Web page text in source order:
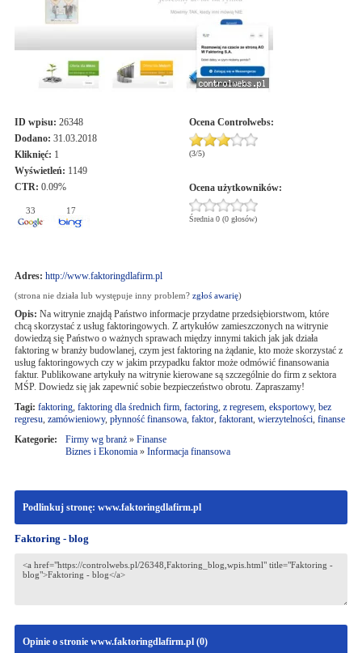
ID wpisu: 26348
Dodano: 31.03.2018
Kliknięć: 1
Wyświetleń: 1149
CTR: 0.09%
33 17
Ocena Controlwebs:
(3/5)
Ocena użytkowników:
Średnia 0 (0 głosów)
Adres: http://www.faktoringdlafirm.pl
(strona nie działa lub występuje inny problem? zgłoś awarię)
Opis: Na witrynie znajdą Państwo informacje przydatne przedsiębiorstwom, które
chcą skorzystać z usług faktoringowych. Z artykułów zamieszczonych na witrynie
dowiedzą się Państwo o ważnych sprawach między innymi takich jak jak działa
faktoring w branży budowlanej, czym jest faktoring na żądanie, kto może skorzystać z
usług faktoringowych czy w jakim przypadku faktor może odmówić finansowania
faktur. Publikowane artykuły na witrynie kierowane są szczególnie do firm z sektora
MŚP. Dowiedz się jak zapewnić sobie bezpieczeństwo obrotu. Zapraszamy!
Tagi: faktoring, faktoring dla średnich firm, factoring, z regresem, eksportowy, bez
regresu, zamówieniowy, płynność finansowa, faktor, faktorant, wierzytelności, finanse
Kategorie:
Firmy wg branż» Finanse
Biznes i Ekonomia» Informacja finansowa
Podlinkuj stronę: www.faktoringdlafirm.pl
Faktoring - blog
Opinie o stronie www.faktoringdlafirm.pl (0)